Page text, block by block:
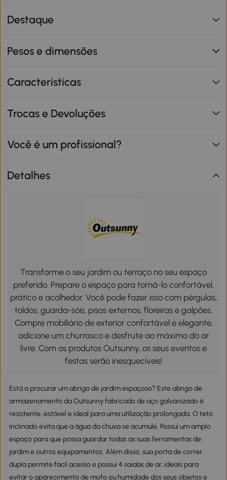
Destaque
Pesos e dimensões
Características
Trocas e Devoluções
Você é um profissional?
Detalhes
Transforme o seu jardim ou terraço no seu espaço
preferido. Prepare o espaço para torná-lo confortável,
prático e acolhedor. Você pode fazer isso com pérgulas,
toldos, guarda-sóis, pisos externos, floreiras e galpões.
Compre mobiliário de exterior confortável e elegante,
adicione um churrasco e desfrute ao máximo do ar
livre. Com os produtos Outsunny, os seus eventos e
festas serão inesquecíveis!
Está a procurar um abrigo de jardim espaçoso? Este abrigo de
armazenamento da Outsunny fabricado de aço galvanizado é
resistente, estável e ideal para uma utilização prolongada. O teto
inclinado evita que a água da chuva se acumule. Possui um amplo
espaço para que possa guardar todas as suas ferramentas de
jardim e outros equipamentos. Além disso, sua porta de correr
dupla permite fácil acesso e possui 4 saídas de ar, ideais para
evitar o aparecimento de mofo ou humidade dos seus objetos e